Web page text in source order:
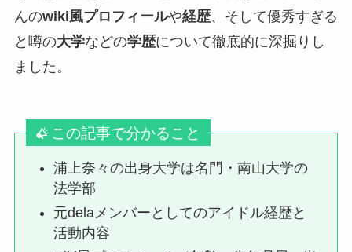
んのwiki風プロフィールや経歴、そして優秀すぎる
と噂の大学などの学歴について徹底的に深掘りし
ました。
この記事で分かること
浦上奈々の出身大学は名門・南山大学の
法学部
元delaメンバーとしてのアイドル経歴と
活動内容